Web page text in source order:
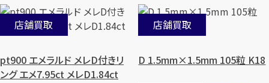
店舗買取
pt900 エメラルド メレD付きリ
ング エメ7.95ct メレD1.84ct
店舗買取
D 1.5mm×1.5mm 105粒 K18